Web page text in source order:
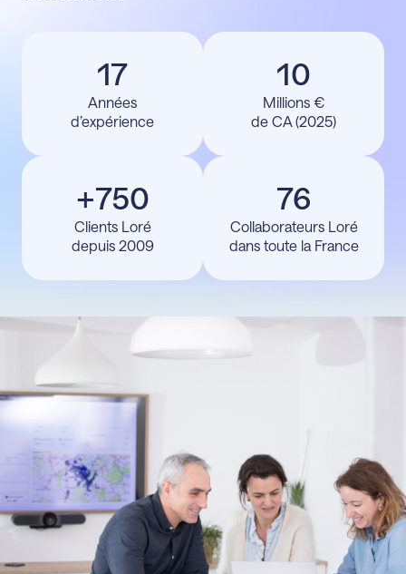
17
Années
d’expérience
10
Millions €
de CA (2025)
+750
Clients Loré
depuis 2009
76
Collaborateurs Loré
dans toute la France